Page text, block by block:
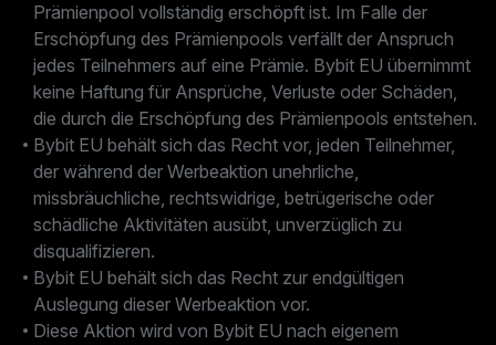
Prämienpool vollständig erschöpft ist. Im Falle der
Erschöpfung des Prämienpools verfällt der Anspruch
jedes Teilnehmers auf eine Prämie. Bybit EU übernimmt
keine Haftung für Ansprüche, Verluste oder Schäden,
die durch die Erschöpfung des Prämienpools entstehen.
Bybit EU behält sich das Recht vor, jeden Teilnehmer,
der während der Werbeaktion unehrliche,
missbräuchliche, rechtswidrige, betrügerische oder
schädliche Aktivitäten ausübt, unverzüglich zu
disqualifizieren.
Bybit EU behält sich das Recht zur endgültigen
Auslegung dieser Werbeaktion vor.
Diese Aktion wird von Bybit EU nach eigenem